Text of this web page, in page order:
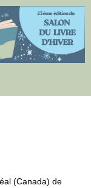
(Canada) de